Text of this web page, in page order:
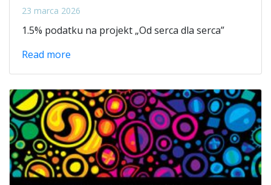
23 marca 2026
1.5% podatku na projekt „Od serca dla serca”
Read more